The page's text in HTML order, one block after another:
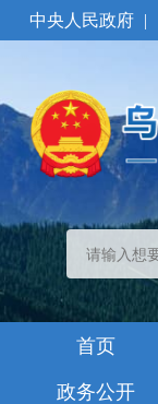
中央人民政府 |
首页
政务公开